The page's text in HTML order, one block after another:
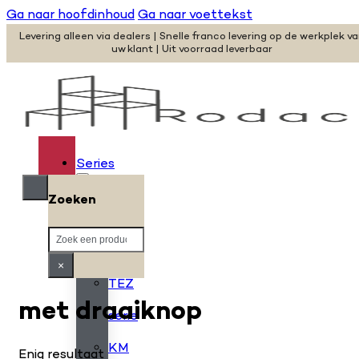
Ga naar hoofdinhoudGa naar voettekst
Levering alleen via dealers | Snelle franco levering op de werkplek
uw klant | Uit voorraad leverbaar
Series
serie
TEZ
serie
KM
Zoeken
Zoeken
×
met draaiknop
Enig resultaat